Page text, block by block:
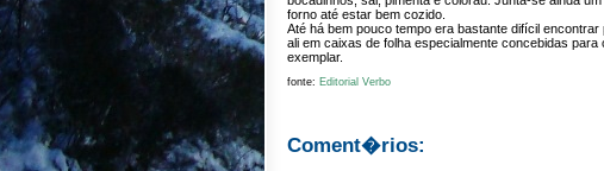
forno até estar bem cozido.
Até há bem pouco tempo era bastante difícil
ali em caixas de folha especialmente concebidas para
exemplar.
fonte: Editorial Verbo
Coment�rios: